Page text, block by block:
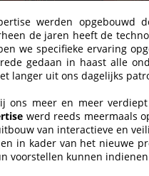
werden opgebouwd
de jaren heeft de
we specifieke ervaring
gedaan in haast alle
langer uit ons dagelijks
ons meer en meer
werd reeds meermaals
van interactieve en
in kader van het nieuwe
voorstellen kunnen